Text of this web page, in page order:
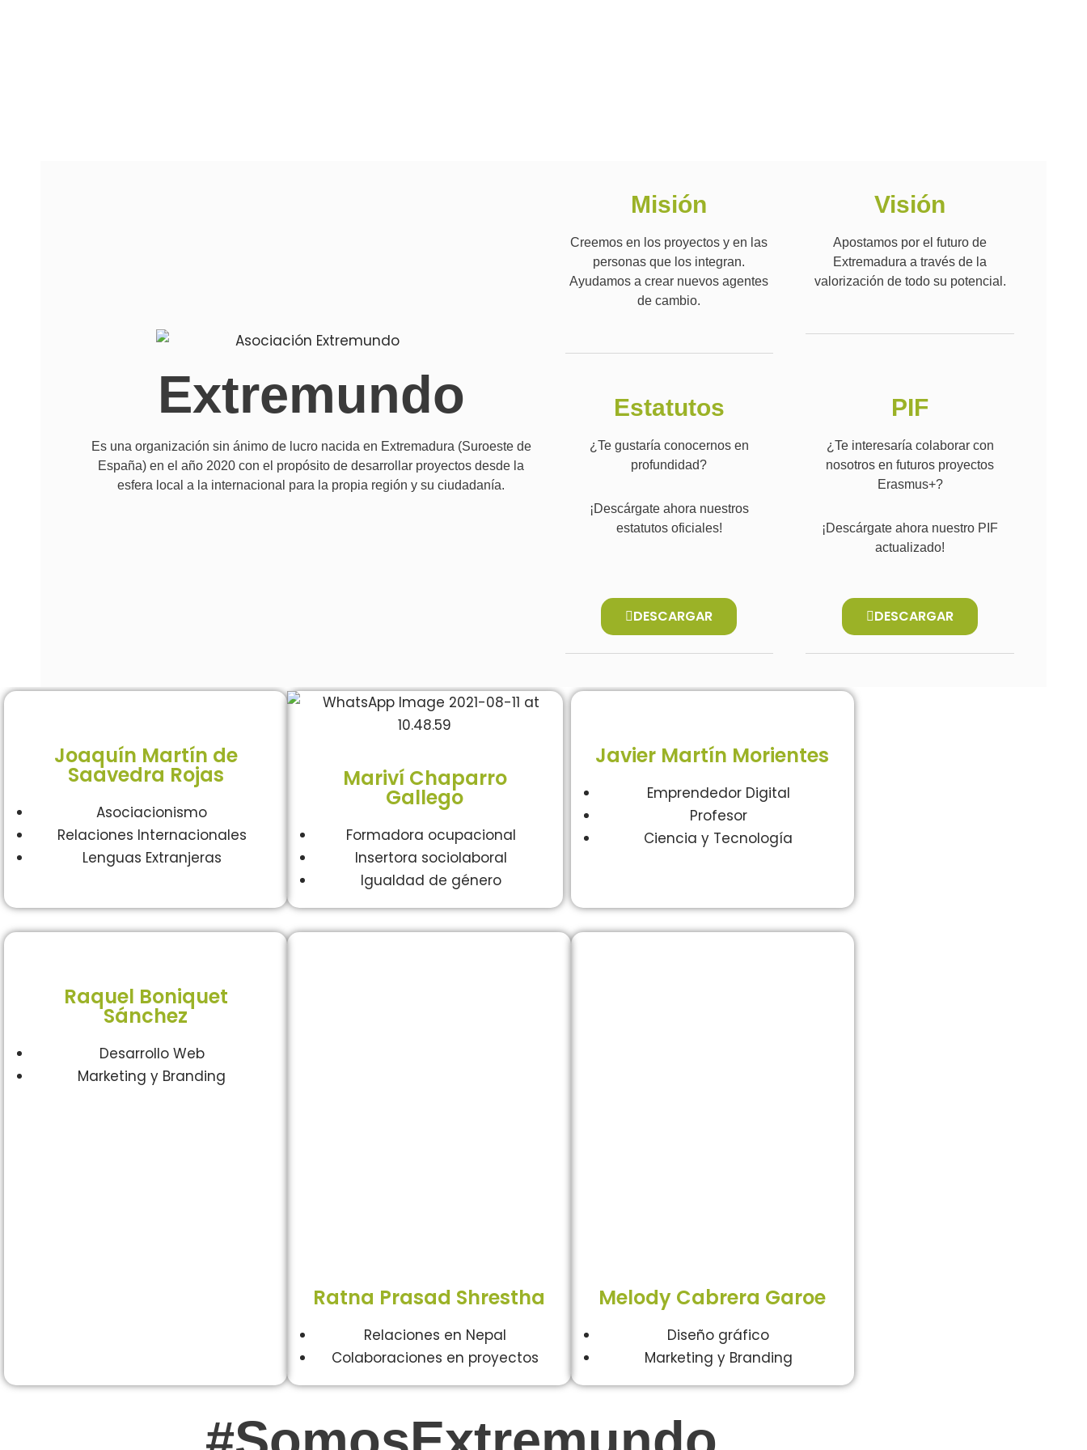
Extremundo
Es una organización sin ánimo de lucro nacida en Extremadura (Suroeste de
España) en el año 2020 con el propósito de desarrollar proyectos desde la
esfera local a la internacional para la propia región y su ciudadanía.
Misión
Creemos en los proyectos y en las
personas que los integran.
Ayudamos a crear nuevos agentes
de cambio.
Visión
Apostamos por el futuro de
Extremadura a través de la
valorización de todo su potencial.
Estatutos
¿Te gustaría conocernos en
profundidad?
¡Descárgate ahora nuestros
estatutos oficiales!
DESCARGAR
PIF
¿Te interesaría colaborar con
nosotros en futuros proyectos
Erasmus+?
¡Descárgate ahora nuestro PIF
actualizado!
DESCARGAR
Joaquín Martín de
Saavedra Rojas
Asociacionismo
Relaciones Internacionales
Lenguas Extranjeras
Mariví Chaparro
Gallego
Formadora ocupacional
Insertora sociolaboral
Igualdad de género
Javier Martín Morientes
Emprendedor Digital
Profesor
Ciencia y Tecnología
Raquel Boniquet
Sánchez
Desarrollo Web
Marketing y Branding
Ratna Prasad Shrestha
Relaciones en Nepal
Colaboraciones en proyectos
Melody Cabrera Garoe
Diseño gráfico
Marketing y Branding